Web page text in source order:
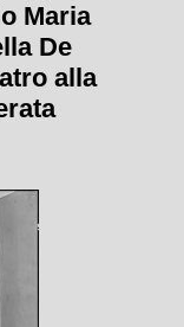
Maria
De
alla
di Alfredo
Pavlova